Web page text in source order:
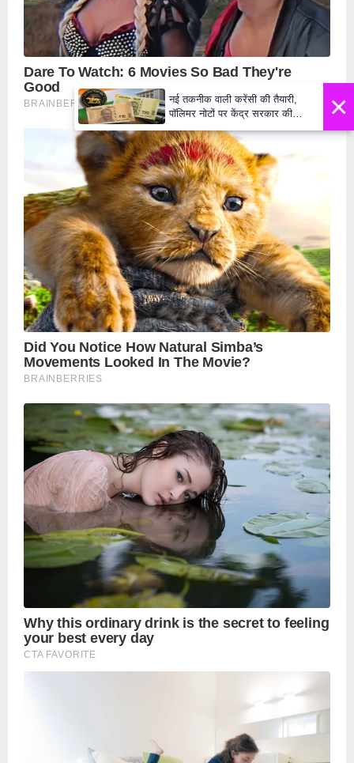
×
नई तकनीक वाली करेंसी की तैयारी,
पॉलिमर नोटों पर केंद्र सरकार की
₹10 और ₹20 के नोट - Daily Lok
Manch PM Modi U